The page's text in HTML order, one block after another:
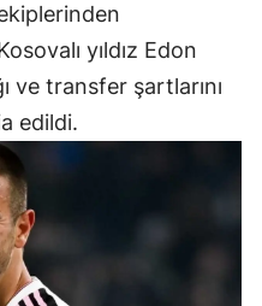
yıldız Edon
ve transfer şartlarını
edildi.